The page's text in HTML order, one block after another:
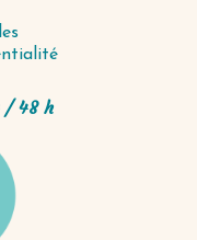
/ 48 h